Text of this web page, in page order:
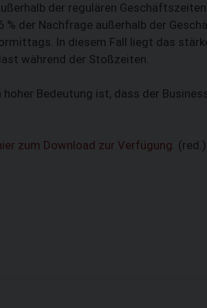
der regulären Geschäftszeiten
% der Nachfrage außerhalb der
In diesem Fall liegt das
während der Stoßzeiten.
Bedeutung ist, dass der
zum Download zur Verfügung . (red.)